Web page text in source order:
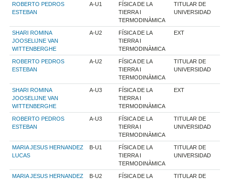
ROBERTO PEDROS
ESTEBAN
A-U1
FÍSICA DE LA
TIERRA I
TERMODINÀMICA
TITULAR DE
UNIVERSIDAD
SHARI ROMINA
JOOSELIJNE VAN
WITTENBERGHE
A-U2
FÍSICA DE LA
TIERRA I
TERMODINÀMICA
EXT
ROBERTO PEDROS
ESTEBAN
A-U2
FÍSICA DE LA
TIERRA I
TERMODINÀMICA
TITULAR DE
UNIVERSIDAD
SHARI ROMINA
JOOSELIJNE VAN
WITTENBERGHE
A-U3
FÍSICA DE LA
TIERRA I
TERMODINÀMICA
EXT
ROBERTO PEDROS
ESTEBAN
A-U3
FÍSICA DE LA
TIERRA I
TERMODINÀMICA
TITULAR DE
UNIVERSIDAD
MARIA JESUS HERNANDEZ
LUCAS
B-U1
FÍSICA DE LA
TIERRA I
TERMODINÀMICA
TITULAR DE
UNIVERSIDAD
MARIA JESUS HERNANDEZ
B-U2
FÍSICA DE LA
TITULAR DE